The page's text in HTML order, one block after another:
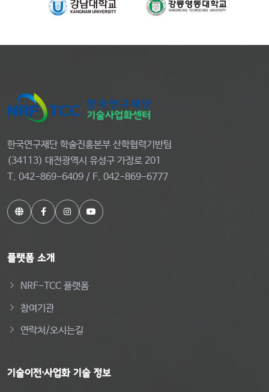
한국연구재단 학술진흥본부 산학협력기반팀
(34113) 대전광역시 유성구 가정로 201
T. 042-869-6409 / F. 042-869-6777
플랫폼 소개
NRF-TCC 플랫폼
참여기관
연락처/오시는길
기술이전·사업화 기술 정보